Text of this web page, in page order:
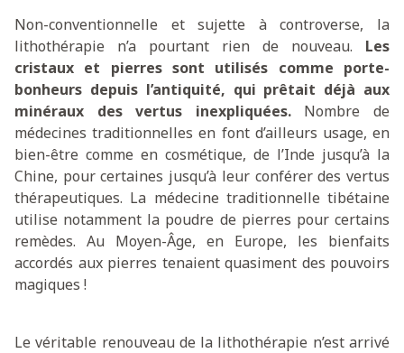
Non-conventionnelle et sujette à controverse, la
lithothérapie n’a pourtant rien de nouveau. Les
cristaux et pierres sont utilisés comme porte-
bonheurs depuis l’antiquité, qui prêtait déjà aux
minéraux des vertus inexpliquées.Nombre de
médecines traditionnelles en font d’ailleurs usage, en
bien-être comme en cosmétique, de l’Inde jusqu’à la
Chine, pour certaines jusqu’à leur conférer des vertus
thérapeutiques. La médecine traditionnelle tibétaine
utilise notamment la poudre de pierres pour certains
remèdes. Au Moyen-Âge, en Europe, les bienfaits
accordés aux pierres tenaient quasiment des pouvoirs
magiques !
Le véritable renouveau de la lithothérapie n’est arrivé